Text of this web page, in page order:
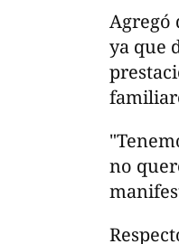
Agregó
ya que
no